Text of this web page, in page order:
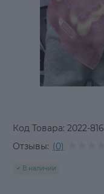
Код Товара: 2022-816
Отзывы: (0)
В наличии